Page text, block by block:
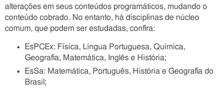
alterações em seus conteúdos programáticos, mudando o
conteúdo cobrado. No entanto, há disciplinas de núcleo
comum, que podem ser estudadas, confira:
EsPCEx: Física, Língua Portuguesa, Química,
Geografia, Matemática, Inglês e História;
EsSa: Matemática, Português, História e Geografia do
Brasil;